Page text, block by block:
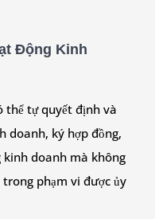
Động Kinh
thể tự quyết định và
doanh, ký hợp đồng,
kinh doanh mà không
phạm vi được ủy